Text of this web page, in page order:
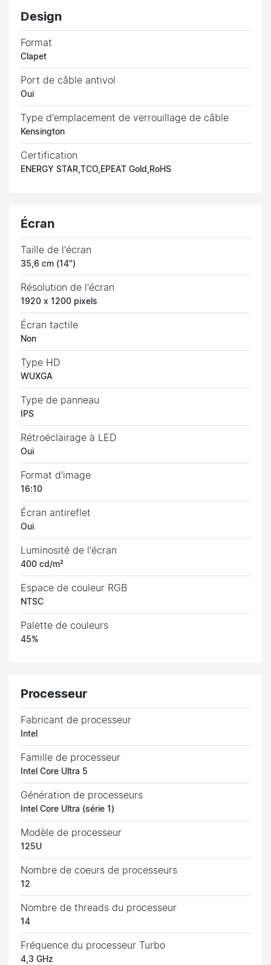
Design
Format
Clapet
Port de câble antivol
Oui
Type d'emplacement de verrouillage de câble
Kensington
Certification
ENERGY STAR,TCO,EPEAT Gold,RoHS
Écran
Taille de l'écran
35,6 cm (14")
Résolution de l'écran
1920 x 1200 pixels
Écran tactile
Non
Type HD
WUXGA
Type de panneau
IPS
Rétroéclairage à LED
Oui
Format d'image
16:10
Écran antireflet
Oui
Luminosité de l'écran
400 cd/m²
Espace de couleur RGB
NTSC
Palette de couleurs
45%
Processeur
Fabricant de processeur
Intel
Famille de processeur
Intel Core Ultra 5
Génération de processeurs
Intel Core Ultra (série 1)
Modèle de processeur
125U
Nombre de coeurs de processeurs
12
Nombre de threads du processeur
14
Fréquence du processeur Turbo
4,3 GHz